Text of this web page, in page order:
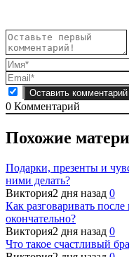
0 Комментарий
Похожие
Подарки, презенты и
ними делать?
Виктория2 дня назад 0
Как разговаривать
окончательно?
Виктория2 дня назад 0
Что такое счастливый